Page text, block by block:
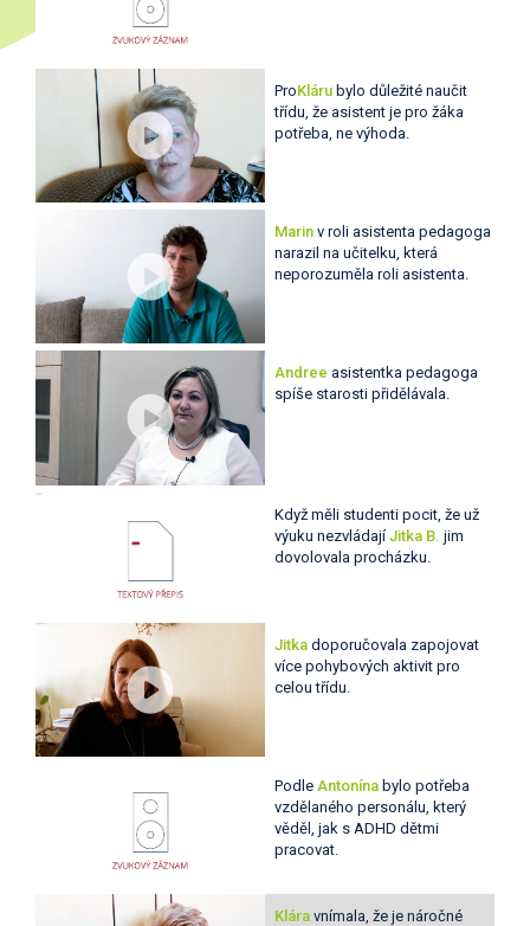
ProKláru bylo důležité naučit
třídu, že asistent je pro žáka
potřeba, ne výhoda.
Marin v roli asistenta pedagoga
narazil na učitelku, která
neporozuměla roli asistenta.
Andree asistentka pedagoga
spíše starosti přidělávala.
Když měli studenti pocit, že už
výuku nezvládajíJitka B. jim
dovolovala procházku.
Jitka doporučovala zapojovat
více pohybových aktivit pro
celou třídu.
Podle Antonína bylo potřeba
vzdělaného personálu, který
věděl, jak s ADHD dětmi
pracovat.
Klára vnímala, že je náročné